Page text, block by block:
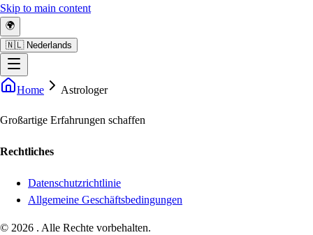
Skip to main content
🌍
🇳🇱 Nederlands
Home Astrologer
Großartige Erfahrungen schaffen
Rechtliches
Datenschutzrichtlinie
Allgemeine Geschäftsbedingungen
© 2026 . Alle Rechte vorbehalten.